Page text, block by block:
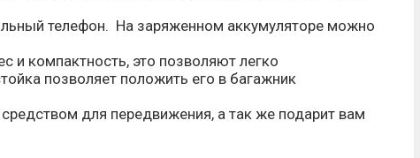
телефон. На заряженном аккумуляторе можно
и компактность, это позволяют легко
позволяет положить его в багажник
для передвижения, а так же подарит вам